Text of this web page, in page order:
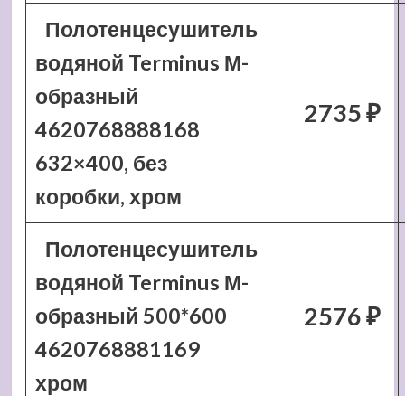
Полотенцесушитель
водяной Terminus М-
образный
4620768888168
632×400, без
коробки, хром
2735 ₽
Полотенцесушитель
водяной Terminus М-
образный 500*600
4620768881169
хром
2576 ₽